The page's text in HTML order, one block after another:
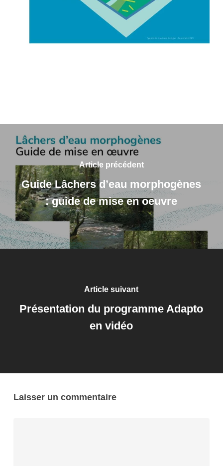
Article précédent
Guide Lâchers d’eau morphogènes
: guide de mise en oeuvre
Article suivant
Présentation du programme Adapto
en vidéo
Laisser un commentaire